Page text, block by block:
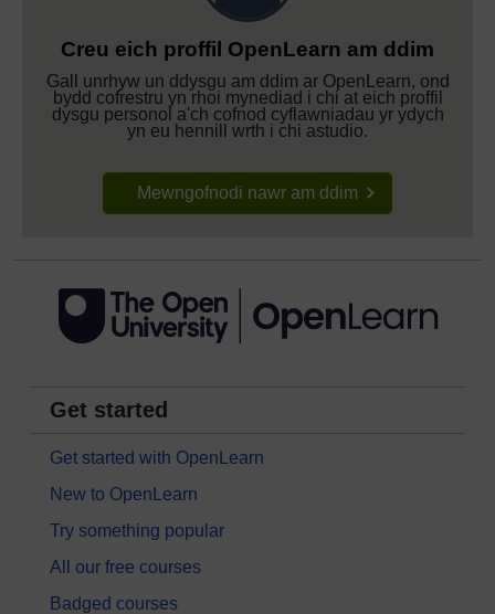
Creu eich proffil OpenLearn am ddim
Gall unrhyw un ddysgu am ddim ar OpenLearn, ond
bydd cofrestru yn rhoi mynediad i chi at eich proffil
dysgu personol a'ch cofnod cyflawniadau yr ydych
yn eu hennill wrth i chi astudio.
Mewngofnodi nawr am ddim
Get started
Get started with OpenLearn
New to OpenLearn
Try something popular
All our free courses
Badged courses